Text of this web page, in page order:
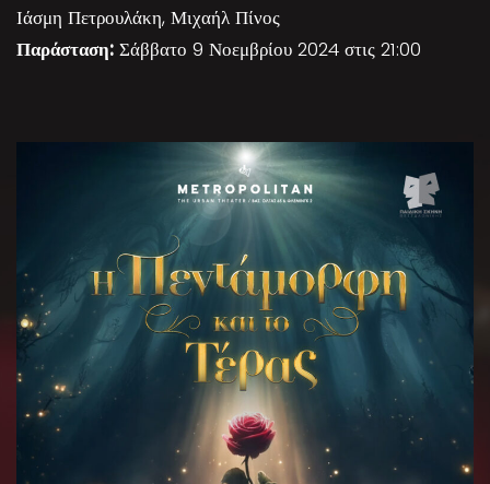
Ιάσμη Πετρουλάκη, Μιχαήλ Πίνος
Παράσταση: Σάββατο 9 Νοεμβρίου 2024 στις 21:00